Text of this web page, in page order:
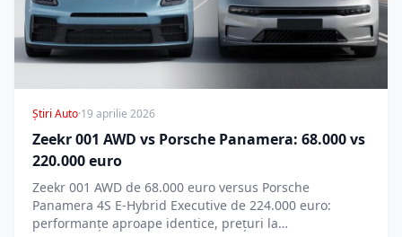
Știri Auto·19 aprilie 2026
Zeekr 001 AWD vs Porsche Panamera: 68.000 vs
220.000 euro
Zeekr 001 AWD de 68.000 euro versus Porsche
Panamera 4S E-Hybrid Executive de 224.000 euro:
performanțe aproape identice, prețuri la…